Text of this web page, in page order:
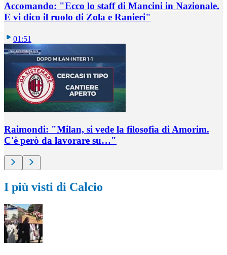
Accomando: "Ecco lo staff di Mancini in Nazionale.
E vi dico il ruolo di Zola e Ranieri"
01:51
Raimondi: "Milan, si vede la filosofia di Amorim.
C'è però da lavorare su…"
I più visti di Calcio